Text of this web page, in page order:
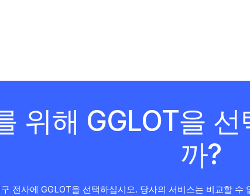
위해 GGLOT을
까?
전사에 GGLOT을 선택하십시오. 당사의 서비스는 비교할